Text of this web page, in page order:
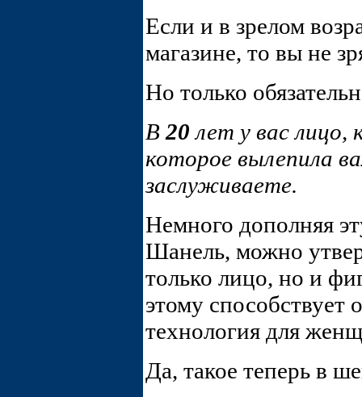
Если и в зрелом
магазине, то вы не
Но только
В20 лет у вас лицо,
которое вылепила
заслуживаете.
Немного дополняя
Шанель, можно
только лицо, но и
этому способствует
технология для
Да, такое теперь в